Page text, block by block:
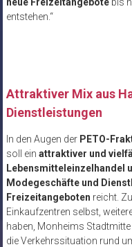
entstehen.“
Attraktiver Mix aus
Dienstleistungen
In den Augen der PETO-
soll ein attraktiver und
Lebensmitteleinzelhandel
Modegeschäfte und
Freizeitangeboten reicht.
Einkaufzentren selbst,
haben, Monheims
die Verkehrssituation rund